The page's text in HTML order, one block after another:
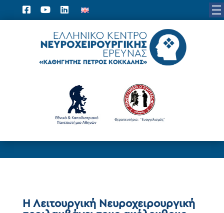
Η Λειτουργική Νευροχειρουργική